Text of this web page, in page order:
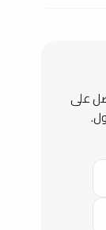
على